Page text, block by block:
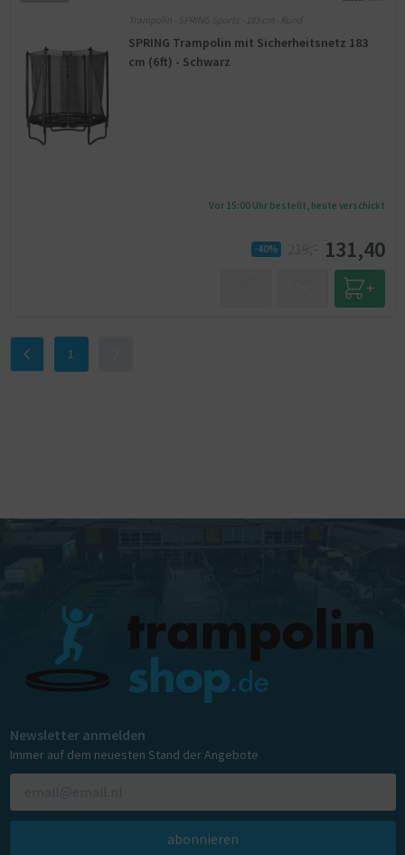
Trampolin - SPRING Sports - 183 cm - Rund
SPRING Trampolin mit Sicherheitsnetz 183
cm (6ft) - Schwarz
Vor 15:00 Uhr bestellt, heute verschickt
-40% 131,40
1
Newsletter anmelden
Immer auf dem neuesten Stand der Angebote
abonnieren